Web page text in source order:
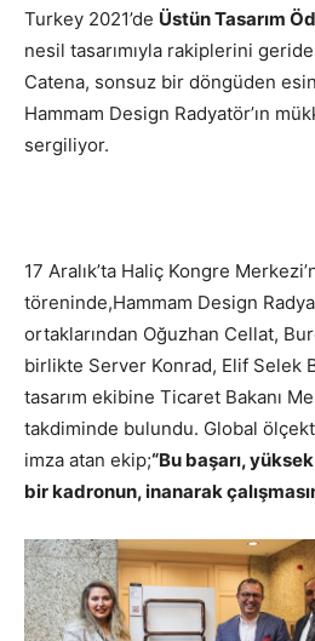
Turkey 2021’de Üstün Tasarım
nesil tasarımıyla rakiplerini geride
Catena, sonsuz bir döngüden
Hammam Design Radyatör’ın
sergiliyor.
17 Aralık’ta Haliç Kongre
töreninde,Hammam Design
ortaklarından Oğuzhan Cellat,
birlikte Server Konrad, Elif Selek
tasarım ekibine Ticaret Bakanı
takdiminde bulundu. Global
imza atan ekip;“Bu başarı,
bir kadronun, inanarak